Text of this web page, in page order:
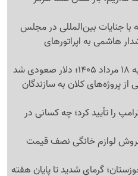
با جنایات بین‌المللی در مجلس
هاشمی به اپراتورهای
پروژه‌های کلان به سازندگان
فهرست 74 نفره ترامپ را تأیید کرد؛ چه کسانی در
فروش لوازم خانگی نصف قیمت
گرمای شدید تا پایان هفته